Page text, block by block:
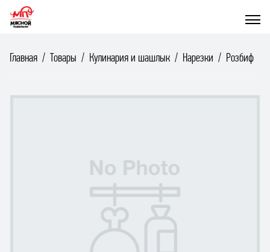
Главная Товары Кулинария и шашлык Нарезки Розбиф